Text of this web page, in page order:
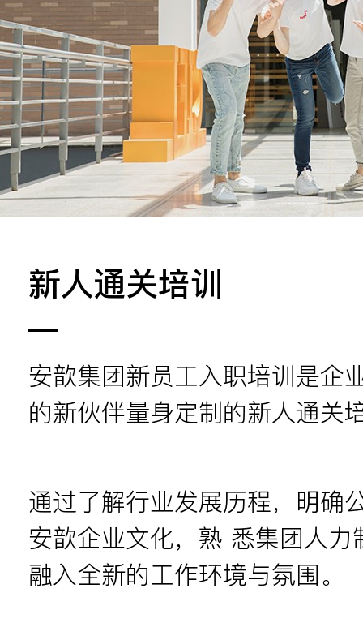
新人通关培训
安歆集团新员工入职培训是企
的新伙伴量身定制的新人通关
通过了解行业发展历程，明确
安歆企业文化，熟 悉集团人
融入全新的工作环境与氛围。